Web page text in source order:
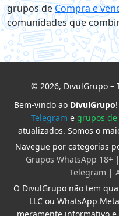
grupos deCompra e
comunidades que
© 2026, DivulGrupo –
Bem-vindo ao DivulGrupo
Telegram e grupos de
atualizados. Somos o
Navegue por categorias
Grupos WhatsApp 18+ |
Telegram |
O DivulGrupo não tem
LLC ou WhatsApp